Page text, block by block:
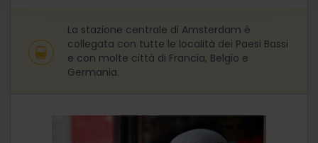
La stazione centrale di Amsterdam è
collegata con tutte le località dei Paesi Bassi
e con molte città di Francia, Belgio e
Germania.